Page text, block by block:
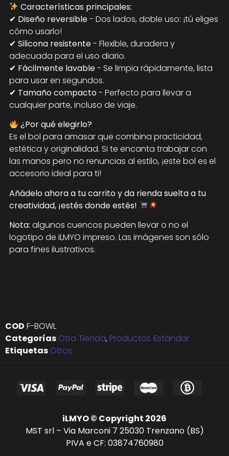
Características principales:
✔ Diseño reversible- Dos lados, doble uso: ¡tú eliges
cómo usarlo!
✔ Silicona resistente- Flexible, duradera y
adecuada para el uso diario.
✔ Fácilmente lavable- Se limpia rápidamente, lista
para usar en segundos.
✔ Tamaño compacto- Perfecto para llevar a
cualquier parte, incluso de viaje.
¿Por qué elegirlo?
Es el bol para amasar que combina practicidad,
estética y originalidad. Si te encanta trabajar con
las manos pero no renuncias al estilo, ¡este bol es el
accesorio ideal para ti!
Añádelo ahora a tu carrito y da rienda suelta a tu
creatividad, ¡estés donde estés!
Nota: algunos cuencos pueden llevar o no el
logotipo de iLMYO impreso. Las imágenes son sólo
para fines ilustrativos.
COD F-BOWL
Categorías Otra Tienda, Productos Estándar
Etiquetas Otros
iLMYO © Copyright 2026
MST srl – Via Marconi 7 25030 Trenzano (BS)
PIVA e CF: 03874760980